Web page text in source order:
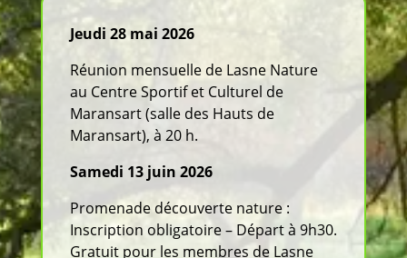
Jeudi 28 mai 2026
Réunion mensuelle de Lasne Nature
au Centre Sportif et Culturel de
Maransart (salle des Hauts de
Maransart), à 20 h.
Samedi 13 juin 2026
Promenade découverte nature :
Inscription obligatoire – Départ à 9h30.
Gratuit pour les membres de Lasne